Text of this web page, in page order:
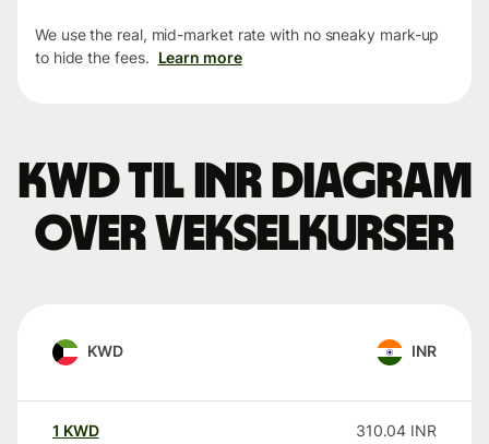
We use the real, mid-market rate with no sneaky mark-up
to hide the fees. Learn more
KWD til INR Diagram
over vekselkurser
KWD INR
1 KWD 310.04 INR